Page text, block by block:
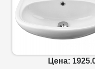
Цена: